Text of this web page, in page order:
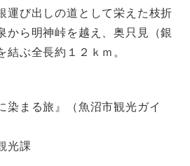
運び出しの道として栄えた枝折
から明神峠を越え、奥只見（銀
結ぶ全長約１２ｋｍ。
まる旅』（魚沼市観光ガイ
光課